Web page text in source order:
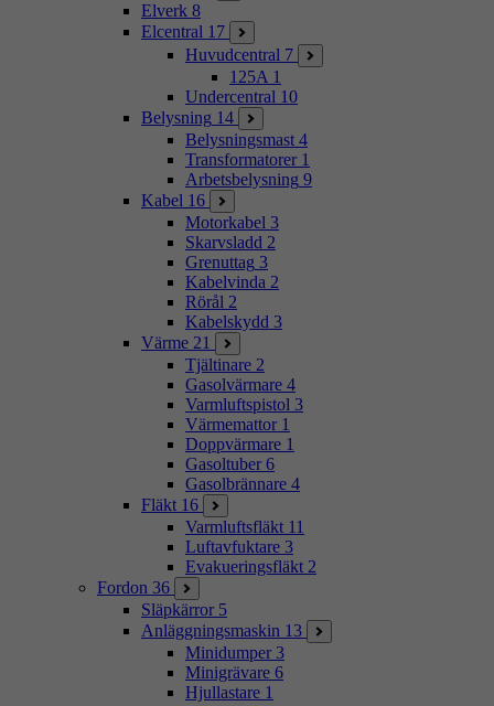
Elverk 8
Elcentral 17
Huvudcentral 7
125A 1
Undercentral 10
Belysning 14
Belysningsmast 4
Transformatorer 1
Arbetsbelysning 9
Kabel 16
Motorkabel 3
Skarvsladd 2
Grenuttag 3
Kabelvinda 2
Rörål 2
Kabelskydd 3
Värme 21
Tjältinare 2
Gasolvärmare 4
Varmluftspistol 3
Värmemattor 1
Doppvärmare 1
Gasoltuber 6
Gasolbrännare 4
Fläkt 16
Varmluftsfläkt 11
Luftavfuktare 3
Evakueringsfläkt 2
Fordon 36
Släpkärror 5
Anläggningsmaskin 13
Minidumper 3
Minigrävare 6
Hjullastare 1